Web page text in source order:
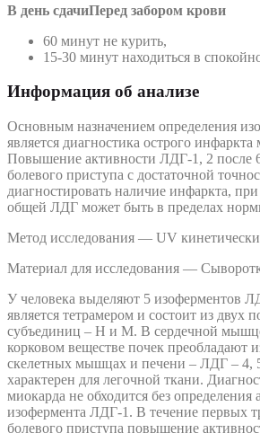
В день сдачиПеред забором крови
60 минут не курить,
15-30 минут находиться в
Информация об анализе
Основным назначением определения
является диагностика острого инфаркта
Повышение активности ЛДГ-1, 2 после
болевого приступа с достаточной
диагностировать наличие инфаркта,
общей ЛДГ может быть в пределах
Метод исследования — UV
Материал для исследования —
У человека выделяют 5 изоферментов
является тетрамером и состоит из двух
субъединиц – Н и М. В сердечной
корковом веществе почек
скелетных мышцах и печени – ЛДГ – 4,
характерен для легочной ткани.
миокарда не обходится без определения
изофермента ЛДГ-1. В течение первых
болевого приступа повышение